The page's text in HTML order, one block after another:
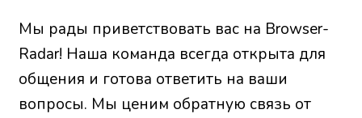
Мы рады приветствовать вас на Browser-
Radar! Наша команда всегда открыта для
общения и готова ответить на ваши
вопросы. Мы ценим обратную связь от